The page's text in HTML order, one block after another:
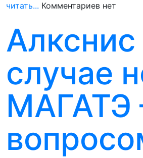
читать... Комментариев нет
случае
МАГАТЭ